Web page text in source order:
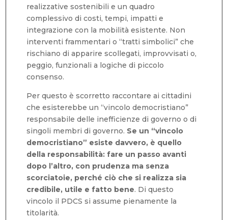
realizzative sostenibili e un quadro
complessivo di costi, tempi, impatti e
integrazione con la mobilità esistente. Non
interventi frammentari o “tratti simbolici” che
rischiano di apparire scollegati, improvvisati o,
peggio, funzionali a logiche di piccolo
consenso.
Per questo è scorretto raccontare ai cittadini
che esisterebbe un “vincolo democristiano”
responsabile delle inefficienze di governo o di
singoli membri di governo. Se un “vincolo
democristiano” esiste davvero, è quello
della responsabilità: fare un passo avanti
dopo l’altro, con prudenza ma senza
scorciatoie, perché ciò che si realizza sia
credibile, utile e fatto bene. Di questo
vincolo il PDCS si assume pienamente la
titolarità.